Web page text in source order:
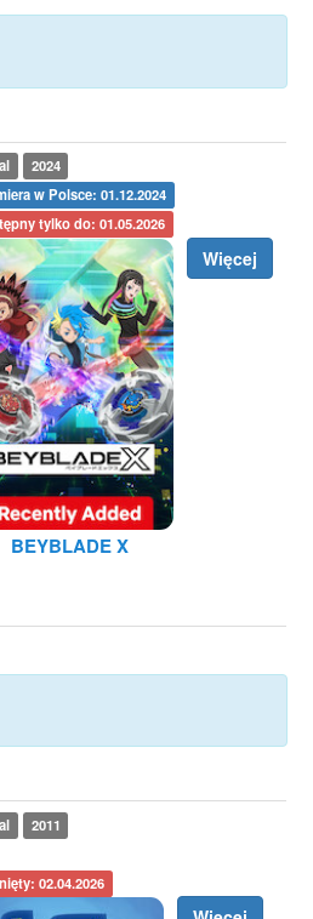
2024
w Polsce: 01.12.2024
tylko do: 01.05.2026
BEYBLADE X
Więcej
2011
02.04.2026